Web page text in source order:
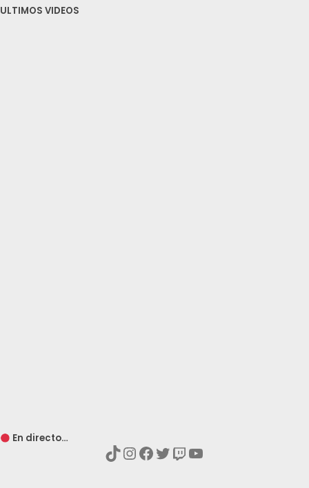
ULTIMOS VIDEOS
En directo…
TikTok
Instagram
Facebook
Twitter
Twitch
YouTube